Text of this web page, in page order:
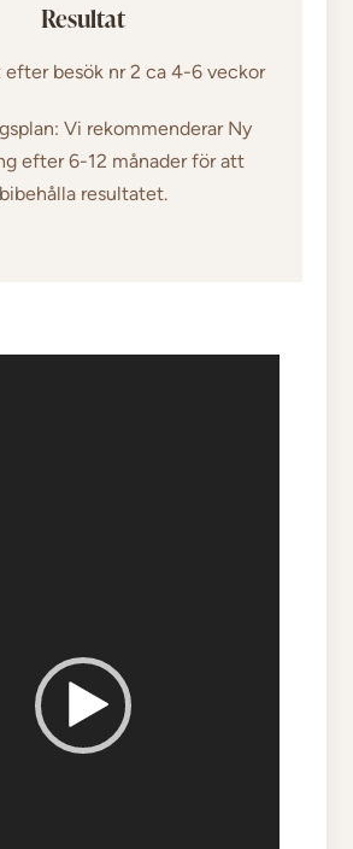
Resultat
besök nr 2 ca 4-6 veckor
Vi rekommenderar Ny
efter 6-12 månader för att
bibehålla resultatet.